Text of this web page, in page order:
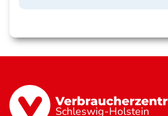
Schleswig-Holstein